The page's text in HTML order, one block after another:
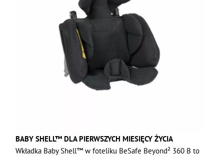
BABY SHELL™ DLA PIERWSZYCH MIESIĘCY ŻYCIA
Wkładka Baby Shell™ w foteliku BeSafe Beyond² 360 B to